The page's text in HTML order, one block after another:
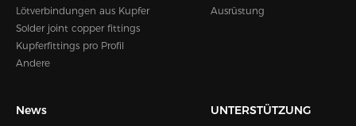
Lötverbindungen aus Kupfer
Solder joint copper fittings
Kupferfittings pro Profil
Andere
Ausrüstung
News UNTERSTÜTZUNG